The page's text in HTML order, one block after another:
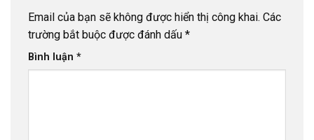
Email của bạn sẽ không được hiển thị công khai. Các
trường bắt buộc được đánh dấu *
Bình luận *